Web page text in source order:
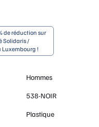
de réduction sur
Solidaris /
!
Hommes
538-NOIR
Plastique